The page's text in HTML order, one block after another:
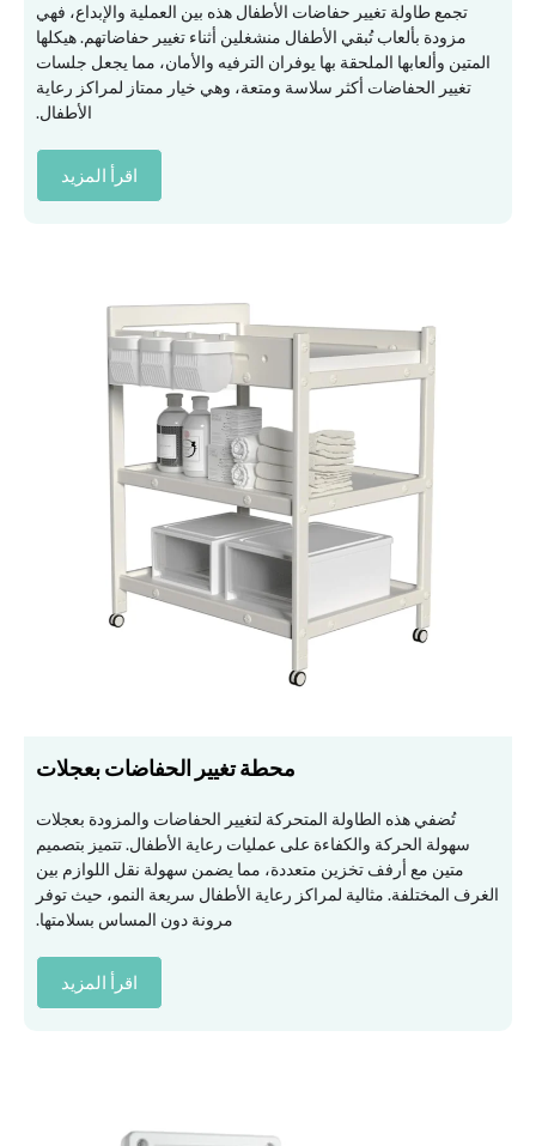
تجمع طاولة تغيير حفاضات الأطفال هذه بين العملية والإبداع، فهي
مزودة بألعاب تُبقي الأطفال منشغلين أثناء تغيير حفاضاتهم. هيكلها
المتين وألعابها الملحقة بها يوفران الترفيه والأمان، مما يجعل جلسات
تغيير الحفاضات أكثر سلاسة ومتعة، وهي خيار ممتاز لمراكز رعاية
الأطفال.
اقرأ المزيد
محطة تغيير الحفاضات بعجلات
تُضفي هذه الطاولة المتحركة لتغيير الحفاضات والمزودة بعجلات
سهولة الحركة والكفاءة على عمليات رعاية الأطفال. تتميز بتصميم
متين مع أرفف تخزين متعددة، مما يضمن سهولة نقل اللوازم بين
الغرف المختلفة. مثالية لمراكز رعاية الأطفال سريعة النمو، حيث توفر
مرونة دون المساس بسلامتها.
اقرأ المزيد